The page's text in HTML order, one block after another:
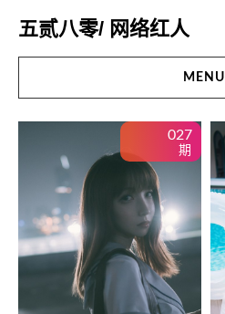
content
五贰八零/ 网络红人
MENU
#搜 索#
首页
名站
网红
街拍
027
期